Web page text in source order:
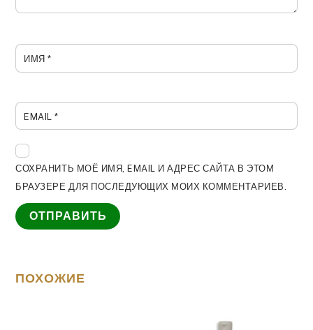
ИМЯ*
EMAIL*
СОХРАНИТЬ МОЁ ИМЯ, EMAIL И АДРЕС САЙТА В ЭТОМ
БРАУЗЕРЕ ДЛЯ ПОСЛЕДУЮЩИХ МОИХ КОММЕНТАРИЕВ.
ПОХОЖИЕ